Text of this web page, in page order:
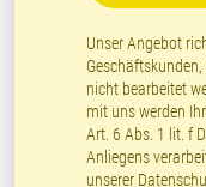
Unser Angebot
nicht bearbeitet
mit uns werden
Art. 6 Abs. 1 lit. f
Anliegens
unserer